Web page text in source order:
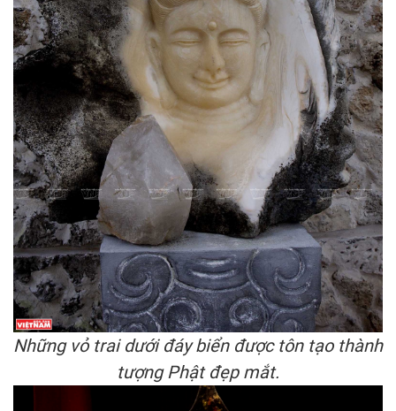
Những vỏ trai dưới đáy biển được tôn tạo thành
tượng Phật đẹp mắt.